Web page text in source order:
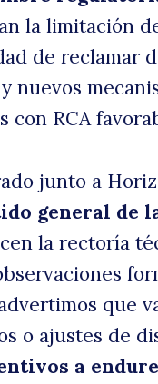
la limitación
de reclamar
nuevos
con RCA
junto a
general de
la rectoría
que
o ajustes de
a